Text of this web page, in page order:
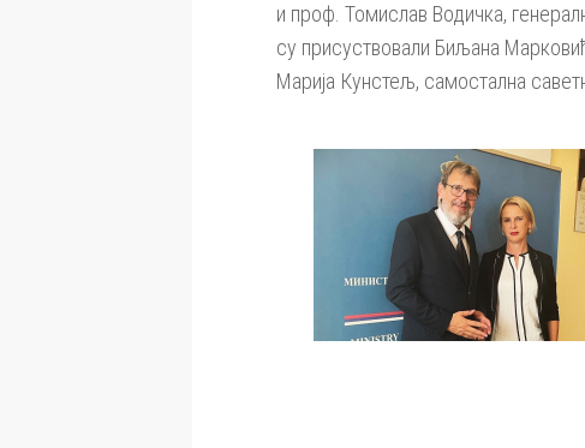
и проф. Томислав Водичка,
су присуствовали Биљана
Марија Кунстељ, самостална